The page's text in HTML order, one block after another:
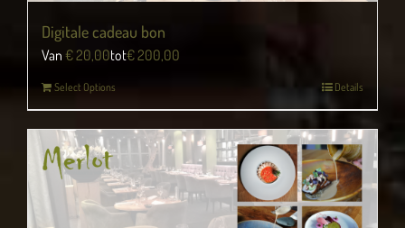
Digitale cadeau bon
Van €20,00tot€200,00
Select Options Details